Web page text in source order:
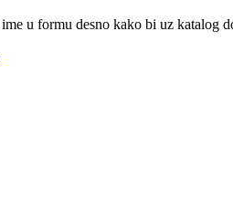
u formu desno kako bi uz katalog